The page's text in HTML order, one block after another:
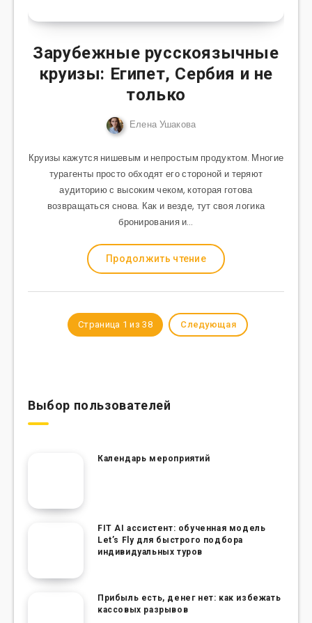
Зарубежные русскоязычные
круизы: Египет, Сербия и не
только
Елена Ушакова
Круизы кажутся нишевым и непростым продуктом. Многие
турагенты просто обходят его стороной и теряют
аудиторию с высоким чеком, которая готова
возвращаться снова. Как и везде, тут своя логика
бронирования и…
Продолжить чтение
Страница 1 из 38 Следующая
Выбор пользователей
Календарь мероприятий
FIT AI ассистент: обученная модель
Let’s Fly для быстрого подбора
индивидуальных туров
Прибыль есть, денег нет: как избежать
кассовых разрывов